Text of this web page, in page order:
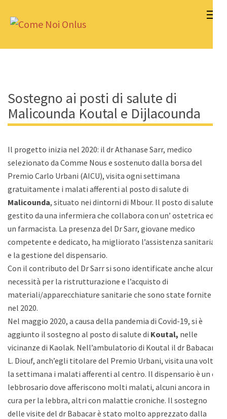
Sostegno ai posti di salute di
Malicounda Koutal e Dijlacounda
Il progetto inizia nel 2020: il dr Athanase Sarr, medico
selezionato da Comme Nous e sostenuto dalla borsa del
Premio Carlo Urbani (AICU), visita ogni settimana
gratuitamente i malati afferenti al posto di salute di
Malicounda, situato nei dintorni di Mbour. Il posto di salute è
gestito da una infermiera che collabora con un’ ostetrica ed
un farmacista. La presenza del Dr Sarr, giovane medico
competente e dedicato, ha migliorato l’assistenza sanitaria
e la gestione del dispensario.
Con il contributo del Dr Sarr si sono identificate anche alcune
necessità per la ristrutturazione e l’acquisto di
materiali/apparecchiature sanitarie che sono state fornite
nel 2020.
Nel maggio 2020, a causa della pandemia di Covid-19, si è
aggiunto il sostegno al posto di salute di Koutal, nelle
vicinanze di Kaolak. Nell’ambulatorio di Koutal il dr Babacar
L. Diouf, anch’egli titolare del Premio Urbani, visita una volta
la settimana i malati afferenti al centro. Il dispensario è un ex
lebbrosario dove afferiscono molti malati, alcuni ancora in
cura per la lebbra, altri con malattie croniche. Il sostegno
delle visite del dr Babacar è stato molto apprezzato dalla